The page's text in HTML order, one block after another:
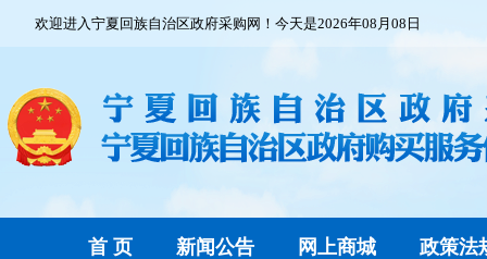
欢迎进入宁夏回族自治区政府采购网！今天是2026年08月08日
首 页 新闻公告 网上商城 政策法